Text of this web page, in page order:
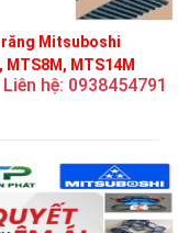
răng Mitsuboshi
MTS8M, MTS14M
Liên hệ: 0938454791